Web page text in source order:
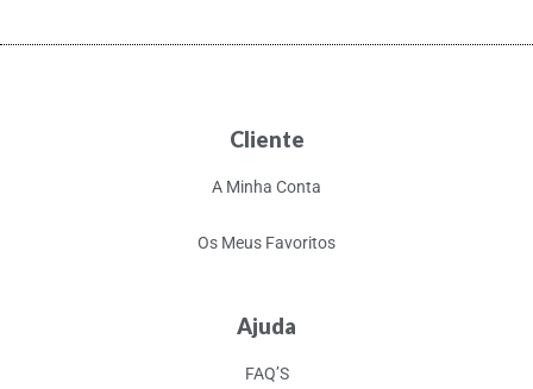
Cliente
A Minha Conta
Os Meus Favoritos
Ajuda
FAQ’S